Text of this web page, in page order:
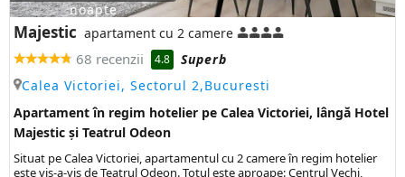
noapte
Majestic apartament cu 2 camere
68 recenzii 4.8
Superb
Calea Victoriei, Sectorul 2,Bucuresti
Apartament în regim hotelier pe Calea Victoriei, lângă Hotel
Majestic și Teatrul Odeon
Situat pe Calea Victoriei, apartamentul cu 2 camere în regim hotelier
este vis-a-vis de Teatrul Odeon. Totul este aproape: Centrul Vechi,